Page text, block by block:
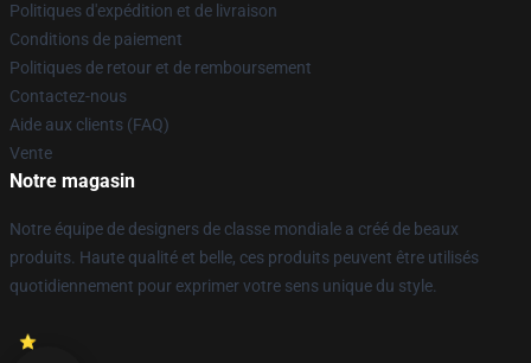
Politiques d'expédition et de livraison
Conditions de paiement
Politiques de retour et de remboursement
Contactez-nous
Aide aux clients (FAQ)
Vente
Notre magasin
Notre équipe de designers de classe mondiale a créé de beaux
produits. Haute qualité et belle, ces produits peuvent être utilisés
quotidiennement pour exprimer votre sens unique du style.